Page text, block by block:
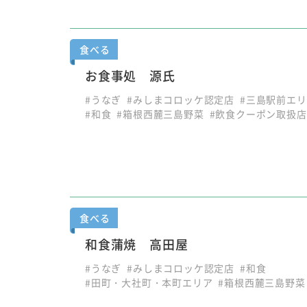
食べる
お食事処 源氏
#うなぎ #みしまコロッケ認定店 #三島駅前エ
#和食 #箱根西麓三島野菜 #飲食クーポン取扱店
食べる
和食蒲焼 高田屋
#うなぎ #みしまコロッケ認定店 #和食
#田町・大社町・本町エリア #箱根西麓三島野菜